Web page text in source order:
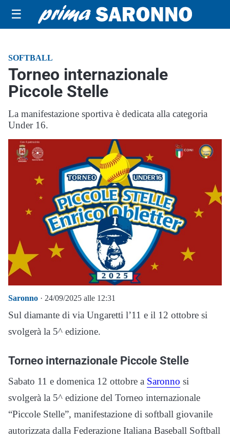
☰
SOFTBALL
Torneo internazionale
Piccole Stelle
La manifestazione sportiva è dedicata alla categoria
Under 16.
Saronno · 24/09/2025 alle 12:31
Sul diamante di via Ungaretti l’11 e il 12 ottobre si
svolgerà la 5^ edizione.
Torneo internazionale Piccole Stelle
Sabato 11 e domenica 12 ottobre a Saronno si
svolgerà la 5^ edizione del Torneo internazionale
“Piccole Stelle”, manifestazione di softball giovanile
autorizzata dalla Federazione Italiana Baseball Softball